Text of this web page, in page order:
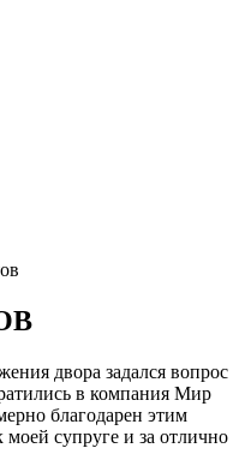
двора задался вопрос
в компания Мир
благодарен этим
моей супруге и за отлично